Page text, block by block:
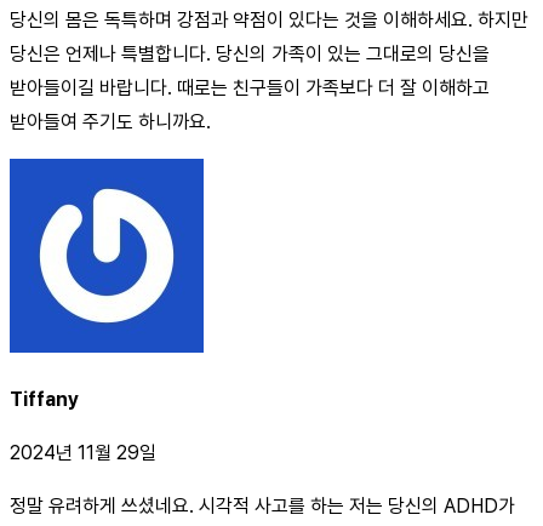
당신의 몸은 독특하며 강점과 약점이 있다는 것을 이해하세요. 하지만
당신은 언제나 특별합니다. 당신의 가족이 있는 그대로의 당신을
받아들이길 바랍니다. 때로는 친구들이 가족보다 더 잘 이해하고
받아들여 주기도 하니까요.
Tiffany
2024년 11월 29일
정말 유려하게 쓰셨네요. 시각적 사고를 하는 저는 당신의 ADHD가